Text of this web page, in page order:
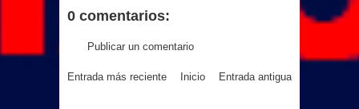
0 comentarios:
Publicar un comentario
Entrada más reciente Entrada antigua
Inicio